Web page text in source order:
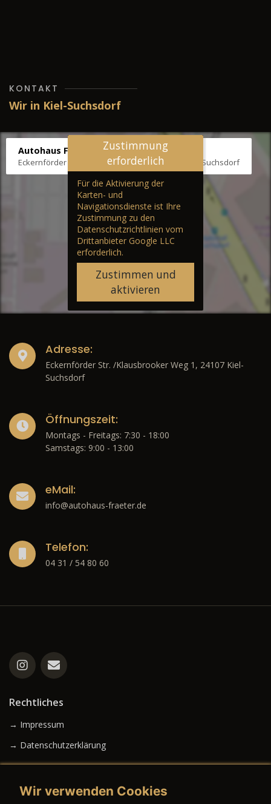
KONTAKT
Wir in Kiel-Suchsdorf
Autohaus Fräter
Eckernförder Str. /Klausbrooker Weg 1, 24107 Kiel-Suchsdorf
Zustimmung
erforderlich
Für die Aktivierung der
Karten- und
Navigationsdienste ist Ihre
Zustimmung zu den
Datenschutzrichtlinien vom
Drittanbieter Google LLC
erforderlich.
Zustimmen und
aktivieren
Adresse:
Eckernförder Str. /Klausbrooker Weg 1, 24107 Kiel-
Suchsdorf
Öffnungszeit:
Montags - Freitags: 7:30 - 18:00
Samstags: 9:00 - 13:00
eMail:
info@autohaus-fraeter.de
Telefon:
04 31 / 54 80 60
Rechtliches
→ Impressum
→ Datenschutzerklärung
Wir verwenden Cookies